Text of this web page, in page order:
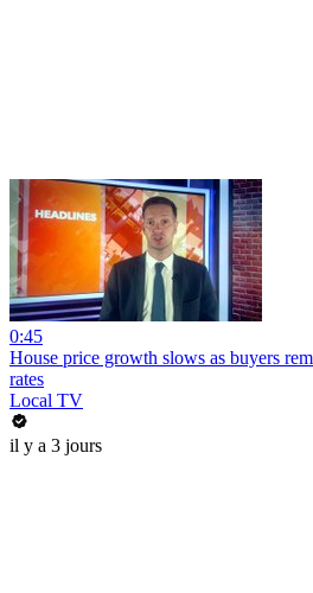
0:45
House price growth slows as buyers
rates
Local TV
il y a 3 jours